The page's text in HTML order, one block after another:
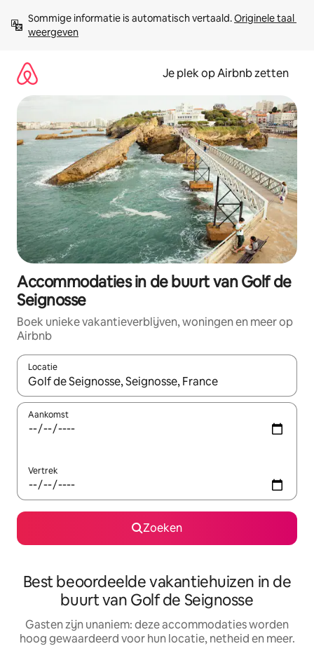
direct
naar
Sommige informatie is automatisch vertaald. Originele taal
weergeven
Je plek op Airbnb zetten
Accommodaties in de buurt van Golf de
Seignosse
Boek unieke vakantieverblijven, woningen en meer op
Airbnb
Locatie
Wanneer er resultaten beschikbaar zijn, maak je een keuze
Aankomst
Vertrek
Zoeken
Best beoordeelde vakantiehuizen in de
buurt van Golf de Seignosse
Gasten zijn unaniem: deze accommodaties worden
hoog gewaardeerd voor hun locatie, netheid en meer.